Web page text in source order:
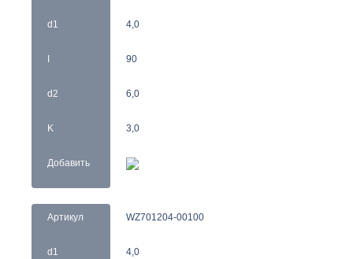
d1
I
d2
K
Добавить
4,0
90
6,0
3,0
Артикул
d1
WZ701204-00100
4,0